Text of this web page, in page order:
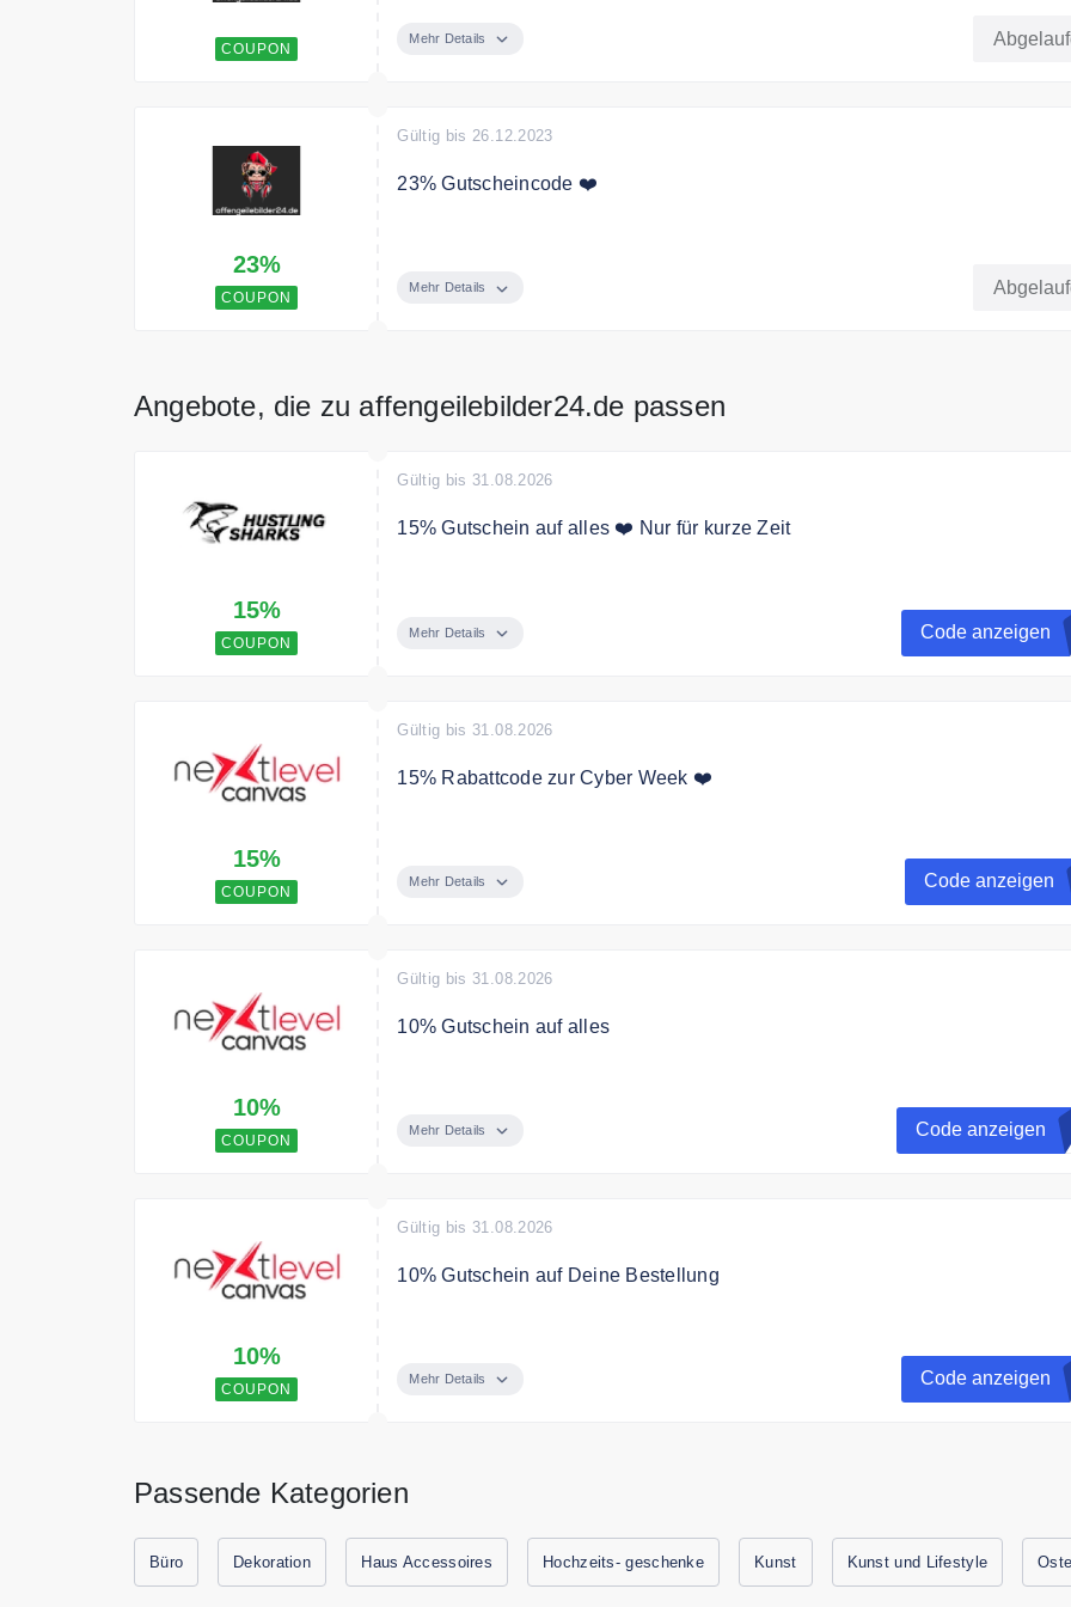
COUPON
Mehr Details
23%
COUPON
Gültig bis 26.12.2023
23% Gutscheincode ❤️
Mehr Details
Angebote, die zu affengeilebilder24.de passen
15%
COUPON
Gültig bis 31.08.2026
15% Gutschein auf alles ❤️ Nur für kurze Zeit
Mehr Details Code anzeigen
15%
COUPON
Gültig bis 31.08.2026
15% Rabattcode zur Cyber Week ❤️
Mehr Details Code anzeigen
10%
COUPON
Gültig bis 31.08.2026
10% Gutschein auf alles
Bedingungen
Mehr Details Code anzeigen
10%
COUPON
Gültig bis 31.08.2026
10% Gutschein auf Deine Bestellung
Mehr Details Code anzeigen
Passende Kategorien
Büro Dekoration Haus Accessoires Hochzeits- geschenke Kunst Kunst und Lifestyle